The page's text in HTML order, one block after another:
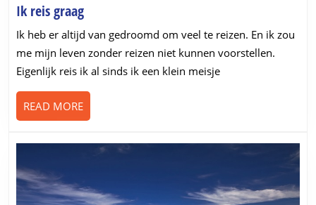
Ik reis graagIk
reis
graag
Ik heb er altijd van gedroomd om veel te reizen. En ik zou
me mijn leven zonder reizen niet kunnen voorstellen.
Eigenlijk reis ik al sinds ik een klein meisje
READ MOREREAD
MORE